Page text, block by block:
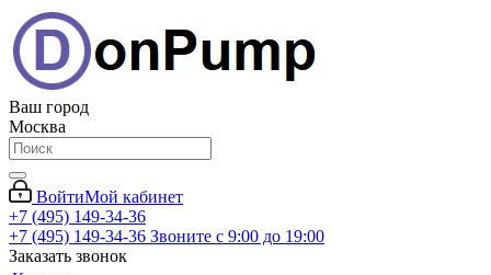
Ваш город
Москва
ВойтиМой кабинет
+7 (495) 149-34-36
+7 (495) 149-34-36 Звоните с 9:00 до 19:00
Заказать звонок